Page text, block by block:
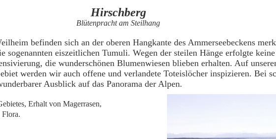
Hirschberg
Blütenpracht am Steilhang
befinden sich an der oberen Hangkante des Ammerseebeckens
sogenannten eiszeitlichen Tumuli. Wegen der steilen Hänge erfolgte keine
die wunderschönen Blumenwiesen blieben erhalten. Auf
werden wir auch offene und verlandete Toteislöcher inspizieren. Bei
Ausblick auf das Panorama der Alpen.
Erhalt von Magerrasen,
Flora.